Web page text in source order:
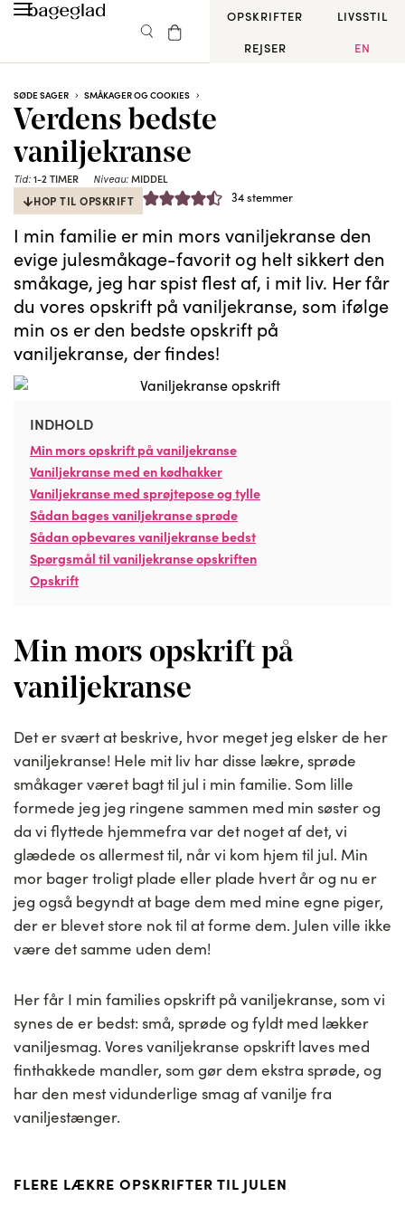
OPSKRIFTER
LIVSSTIL
REJSER
EN
SØDE SAGER SMÅKAGER OG COOKIES
Verdens bedste
vaniljekranse
Tid: 1-2 TIMER Niveau: MIDDEL
HOP TIL OPSKRIFT
34stemmer
I min familie er min mors vaniljekranse den
evige julesmåkage-favorit og helt sikkert den
småkage, jeg har spist flest af, i mit liv. Her får
du vores opskrift på vaniljekranse, som ifølge
min os er den bedste opskrift på
vaniljekranse, der findes!
INDHOLD
Min mors opskrift på vaniljekranse
Vaniljekranse med en kødhakker
Vaniljekranse med sprøjtepose og tylle
Sådan bages vaniljekranse sprøde
Sådan opbevares vaniljekranse bedst
Spørgsmål til vaniljekranse opskriften
Opskrift
Min mors opskrift på
vaniljekranse
Det er svært at beskrive, hvor meget jeg elsker de her
vaniljekranse! Hele mit liv har disse lækre, sprøde
småkager været bagt til jul i min familie. Som lille
formede jeg jeg ringene sammen med min søster og
da vi flyttede hjemmefra var det noget af det, vi
glædede os allermest til, når vi kom hjem til jul. Min
mor bager troligt plade eller plade hvert år og nu er
jeg også begyndt at bage dem med mine egne piger,
der er blevet store nok til at forme dem. Julen ville ikke
være det samme uden dem!
Her får I min families opskrift på vaniljekranse, som vi
synes de er bedst: små, sprøde og fyldt med lækker
vaniljesmag. Vores vaniljekranse opskrift laves med
finthakkede mandler, som gør dem ekstra sprøde, og
har den mest vidunderlige smag af vanilje fra
vaniljestænger.
FLERE LÆKRE OPSKRIFTER TIL JULEN